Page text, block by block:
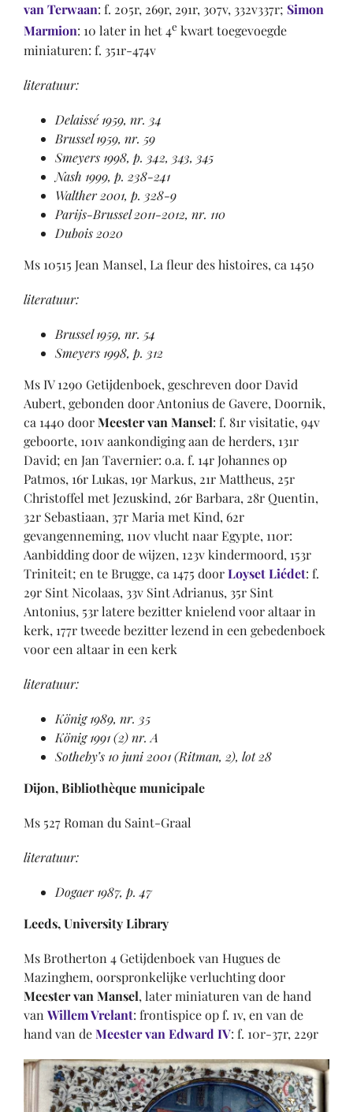
van Terwaan: f. 205r, 269r, 291r, 307v, 332v337r; Simon
Marmion: 10 later in het 4e kwart toegevoegde
miniaturen: f. 351r-474v
literatuur:
Delaissé 1959, nr. 34
Brussel 1959, nr. 59
Smeyers 1998, p. 342, 343, 345
Nash 1999, p. 238-241
Walther 2001, p. 328-9
Parijs-Brussel 2011-2012, nr. 110
Dubois 2020
Ms 10515 Jean Mansel, La fleur des histoires, ca 1450
literatuur:
Brussel 1959, nr. 54
Smeyers 1998, p. 312
Ms IV 1290 Getijdenboek, geschreven door David
Aubert, gebonden door Antonius de Gavere, Doornik,
ca 1440 doorMeester van Mansel: f. 81r visitatie, 94v
geboorte, 101v aankondiging aan de herders, 131r
David; en Jan Tavernier: o.a. f. 14r Johannes op
Patmos, 16r Lukas, 19r Markus, 21r Mattheus, 25r
Christoffel met Jezuskind, 26r Barbara, 28r Quentin,
32r Sebastiaan, 37r Maria met Kind, 62r
gevangenneming, 110v vlucht naar Egypte, 110r:
Aanbidding door de wijzen, 123v kindermoord, 153r
Triniteit; en te Brugge, ca 1475 doorLoyset Liédet: f.
29r Sint Nicolaas, 33v Sint Adrianus, 35r Sint
Antonius, 53r latere bezitter knielend voor altaar in
kerk, 177r tweede bezitter lezend in een gebedenboek
voor een altaar in een kerk
literatuur:
König 1989, nr. 35
König 1991 (2) nr. A
Sotheby’s 10 juni 2001 (Ritman, 2), lot 28
Dijon, Bibliothèque municipale
Ms 527 Roman du Saint-Graal
literatuur:
Dogaer 1987, p. 47
Leeds, University Library
Ms Brotherton 4 Getijdenboek van Hugues de
Mazinghem, oorspronkelijke verluchting door
Meester van Mansel, later miniaturen van de hand
van Willem Vrelant: frontispice op f. 1v, en van de
hand van deMeester van Edward IV: f. 10r-37r, 229r